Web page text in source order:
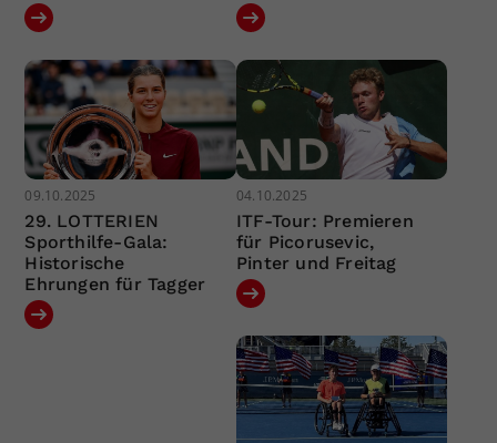
09.10.2025
29. LOTTERIEN
Sporthilfe-Gala:
Historische
Ehrungen für Tagger
04.10.2025
ITF-Tour: Premieren
für Picorusevic,
Pinter und Freitag